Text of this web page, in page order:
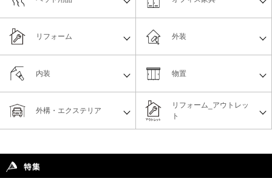
リフォーム
リフォーム_アウトレッ
ト
物置
外構・エクステリア
外装
内装